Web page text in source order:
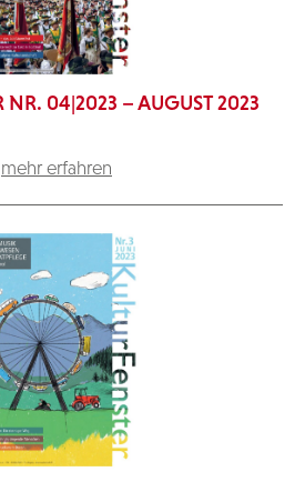
NR. 04|2023 – AUGUST 2023
mehr erfahren